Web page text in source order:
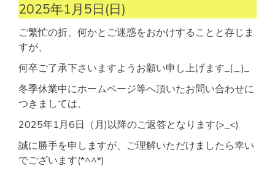
2025年1月5日(日)
ご繁忙の折、何かとご迷惑をおかけすることと存じま
すが、
何卒ご了承下さいますようお願い申し上げます_(._.)_
冬季休業中にホームページ等へ頂いたお問い合わせに
つきましては、
2025年1月6日（月)以降のご返答となります(>_<)
誠に勝手を申しますが、ご理解いただけましたら幸い
でございます(*^^*)